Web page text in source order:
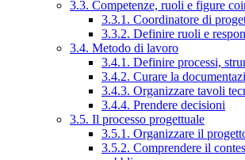
3.3. Competenze, ruoli e figure
3.3.1. Coordinatore di
3.3.2. Definire ruoli e
3.4. Metodo di lavoro
3.4.1. Definire processi,
3.4.2. Curare la
3.4.3. Organizzare tavoli
3.4.4. Prendere decisioni
3.5. Il processo progettuale
3.5.1. Organizzare il
3.5.2. Comprendere il